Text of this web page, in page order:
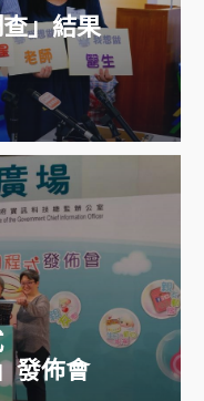
」結果
發佈會
發佈會